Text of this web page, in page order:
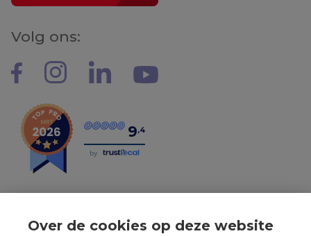
Volg ons:
9,4
by
Over de cookies op deze website